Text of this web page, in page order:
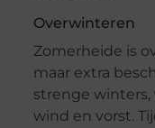
Overwinteren
Zomerheide is
maar extra
strenge
wind en vorst.